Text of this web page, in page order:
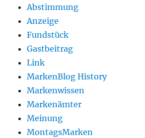
Abstimmung
Anzeige
Fundstück
Gastbeitrag
Link
MarkenBlog History
Markenwissen
Markenämter
Meinung
MontagsMarken